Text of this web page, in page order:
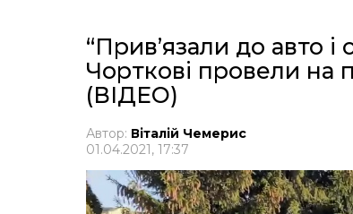
“Прив’язали до авто
Чорткові провели на
(ВІДЕО)
Автор: Віталій Чемерис
01.04.2021, 17:37